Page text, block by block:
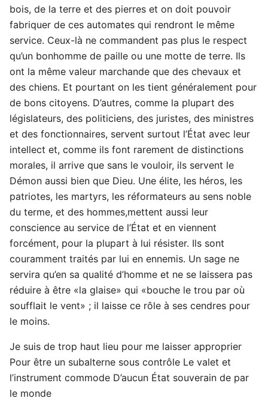
bois, de la terre et des pierres et on doit pouvoir
fabriquer de ces automates qui rendront le même
service. Ceux-là ne commandent pas plus le respect
qu’un bonhomme de paille ou une motte de terre. Ils
ont la même valeur marchande que des chevaux et
des chiens. Et pourtant on les tient généralement pour
de bons citoyens. D’autres, comme la plupart des
législateurs, des politiciens, des juristes, des ministres
et des fonctionnaires, servent surtout l’État avec leur
intellect et, comme ils font rarement de distinctions
morales, il arrive que sans le vouloir, ils servent le
Démon aussi bien que Dieu. Une élite, les héros, les
patriotes, les martyrs, les réformateurs au sens noble
du terme, et des hommes,mettent aussi leur
conscience au service de l’État et en viennent
forcément, pour la plupart à lui résister. Ils sont
couramment traités par lui en ennemis. Un sage ne
servira qu’en sa qualité d’homme et ne se laissera pas
réduire à être «la glaise» qui «bouche le trou par où
soufflait le vent» ; il laisse ce rôle à ses cendres pour
le moins.
Je suis de trop haut lieu pour me laisser approprier
Pour être un subalterne sous contrôle Le valet et
l’instrument commode D’aucun État souverain de par
le monde